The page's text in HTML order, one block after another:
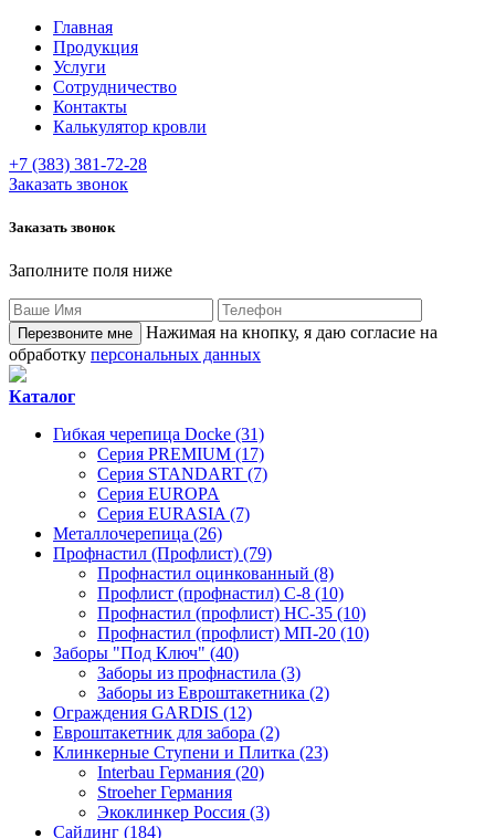
Главная
Продукция
Услуги
Сотрудничество
Контакты
Калькулятор кровли
+7 (383) 381-72-28
Заказать звонок
Заказать звонок
Заполните поля ниже
Нажимая на кнопку, я даю согласие на
обработку персональных данных
Каталог
Гибкая черепица Docke (31)
Серия PREMIUM (17)
Серия STANDART (7)
Серия EUROPA
Серия EURASIA (7)
Металлочерепица (26)
Профнастил (Профлист) (79)
Профнастил оцинкованный (8)
Профлист (профнастил) С-8 (10)
Профнастил (профлист) НС-35 (10)
Профнастил (профлист) МП-20 (10)
Заборы "Под Ключ" (40)
Заборы из профнастила (3)
Заборы из Евроштакетника (2)
Ограждения GARDIS (12)
Евроштакетник для забора (2)
Клинкерные Ступени и Плитка (23)
Interbau Германия (20)
Stroeher Германия
Экоклинкер Россия (3)
Сайдинг (184)